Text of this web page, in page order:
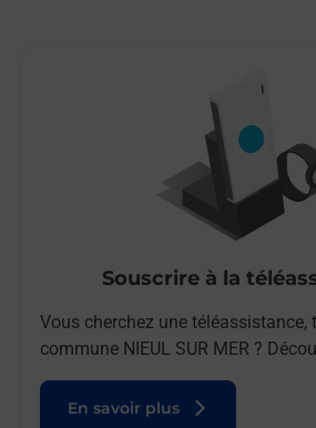
Souscrire à la
Vous cherchez une téléassistance,
commune NIEUL SUR MER ?
En savoir plus